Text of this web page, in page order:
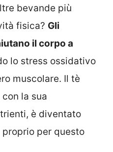
bevande più
fisica? Gli
il corpo a
lo stress ossidativo
muscolare. Il tè
la sua
è diventato
per questo